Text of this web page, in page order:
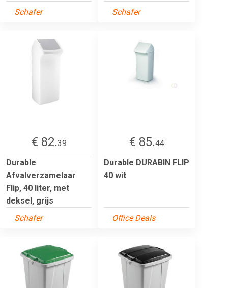
Schafer
Schafer
€ 82.39
Durable
Afvalverzamelaar
Flip, 40 liter, met
deksel, grijs
Schafer
€ 85.44
Durable DURABIN FLIP
40 wit
Office Deals